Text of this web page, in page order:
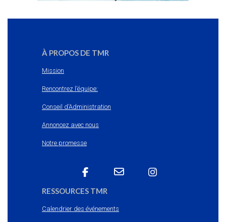
À PROPOS DE TMR
Mission
Rencontrez l’équipe:
Conseil d’Administration
Annoncez avec nous
Notre promesse
RESSOURCES TMR
Calendrier des événements